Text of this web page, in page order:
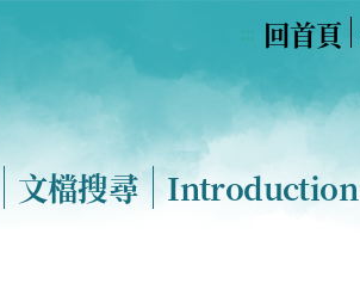
回首頁
文檔搜尋 Introduction